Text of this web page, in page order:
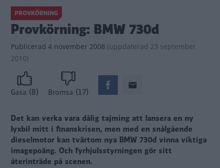
PROVKÖRNING
Provkörning: BMW 730d
Publicerad 4 november 2008 (uppdaterad 23 september
2010)
Gasa (8) Bromsa (17)
Det kan verka vara dålig tajming att lansera en ny
lyxbil mitt i finanskrisen, men med en snålgående
dieselmotor kan tvärtom nya BMW 730d vinna viktiga
imagepoäng. Och fyrhjulsstyrningen gör sitt
återinträde på scenen.